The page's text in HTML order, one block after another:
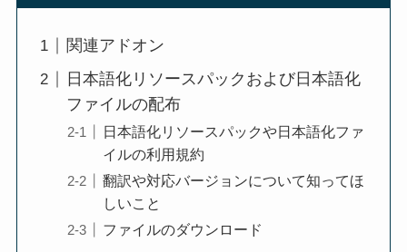
関連アドオン
日本語化リソースパックおよび日本語化
ファイルの配布
日本語化リソースパックや日本語化ファ
イルの利用規約
翻訳や対応バージョンについて知ってほ
しいこと
ファイルのダウンロード